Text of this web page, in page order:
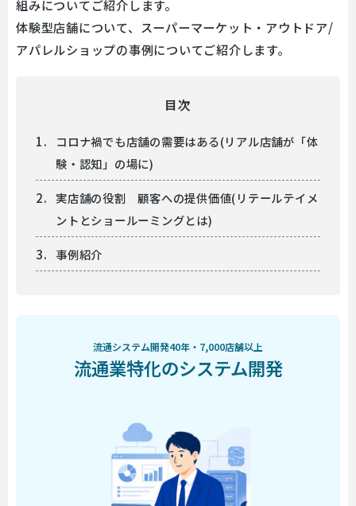
組みについてご紹介します。
体験型店舗について、スーパーマーケット・アウトドア/
アパレルショップの事例についてご紹介します。
目次
コロナ禍でも店舗の需要はある(リアル店舗が「体
験・認知」の場に)
実店舗の役割 顧客への提供価値(リテールテイメ
ントとショールーミングとは)
事例紹介
流通システム開発40年・7,000店舗以上
流通業特化のシステム開発